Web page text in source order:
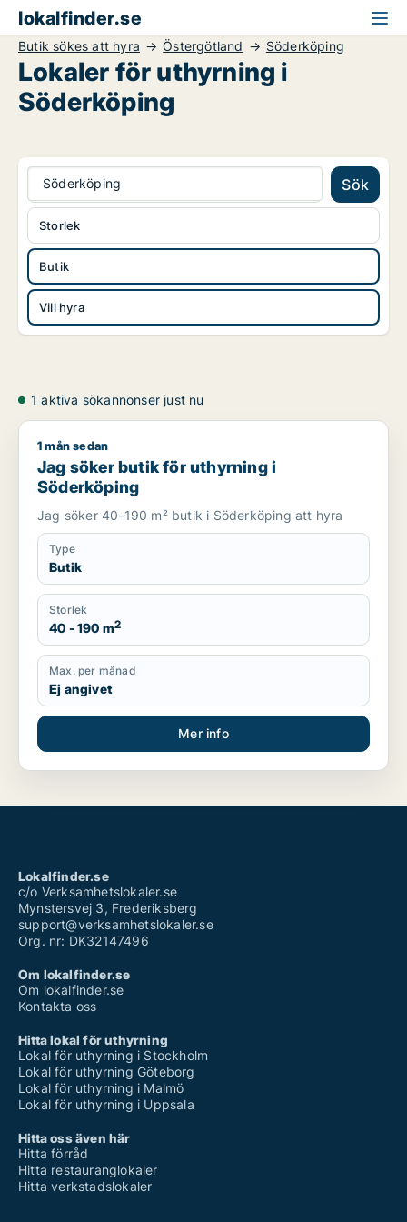
lokalfinder.se
Butik sökes att hyra Östergötland Söderköping
Lokaler för uthyrning i
Söderköping
Söderköping Sök
Butik
Vill hyra
Storlek
1 aktiva sökannonser just nu
Jag söker butik för uthyrning i Söderköping
1 mån sedan
Jag söker butik för uthyrning i
Söderköping
Jag söker 40-190 m² butik i Söderköping att hyra
Type
Butik
Storlek
40 - 190 m2
Max. per månad
Ej angivet
Mer info
Lokalfinder.se
c/o Verksamhetslokaler.se
Mynstersvej 3, Frederiksberg
support@verksamhetslokaler.se
Org. nr: DK32147496
Om lokalfinder.se
Om lokalfinder.se
Kontakta oss
Hitta lokal för uthyrning
Lokal för uthyrning i Stockholm
Lokal för uthyrning Göteborg
Lokal för uthyrning i Malmö
Lokal för uthyrning i Uppsala
Hitta oss även här
Hitta förråd
Hitta restauranglokaler
Hitta verkstadslokaler